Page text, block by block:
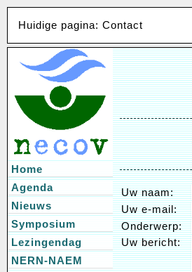
Huidige pagina: Contact
Uw naam:
Uw e-mail:
Onderwerp:
Uw bericht:
Home
Agenda
Nieuws
Symposium
Lezingendag
NERN-NAEM